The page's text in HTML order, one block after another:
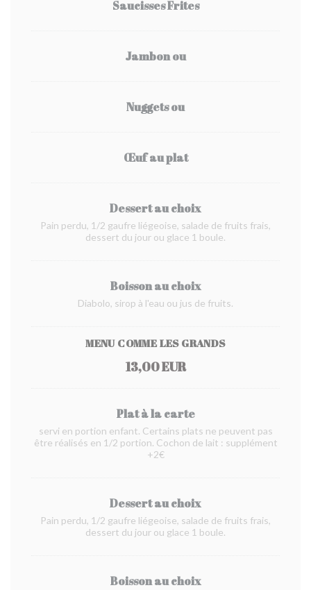
Saucisses Frites
Jambon ou
Nuggets ou
Œuf au plat
Dessert au choix
Pain perdu, 1/2 gaufre liégeoise, salade de fruits frais,
dessert du jour ou glace 1 boule.
Boisson au choix
Diabolo, sirop à l'eau ou jus de fruits.
MENU COMME LES GRANDS
13,00 EUR
Plat à la carte
servi en portion enfant. Certains plats ne peuvent pas
être réalisés en 1/2 portion. Cochon de lait : supplément
+2€
Dessert au choix
Pain perdu, 1/2 gaufre liégeoise, salade de fruits frais,
dessert du jour ou glace 1 boule.
Boisson au choix